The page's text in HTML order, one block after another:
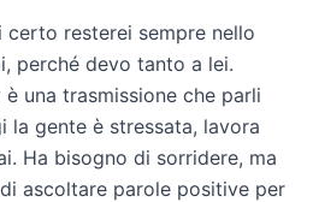
certo resterei sempre nello
perché devo tanto a lei.
una trasmissione che parli
la gente è stressata, lavora
Ha bisogno di sorridere, ma
ascoltare parole positive per